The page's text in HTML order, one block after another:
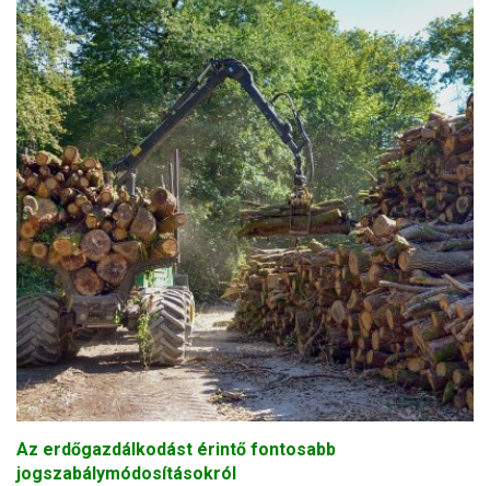
Az erdőgazdálkodást érintő fontosabb
jogszabálymódosításokról